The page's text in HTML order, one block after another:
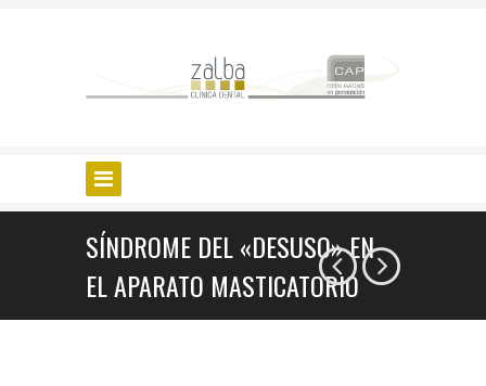
SÍNDROME DEL «DESUSO» EN
EL APARATO MASTICATORIO